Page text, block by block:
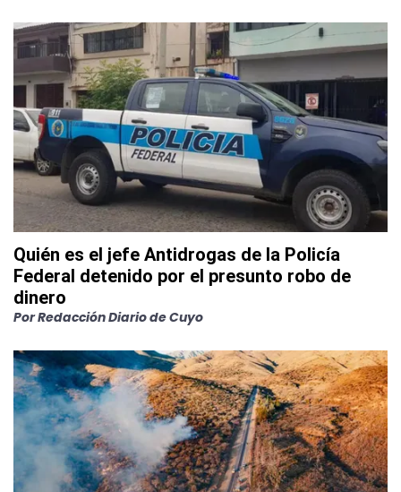
Quién es el jefe Antidrogas de la Policía
Federal detenido por el presunto robo de
dinero
PorRedacción Diario de Cuyo